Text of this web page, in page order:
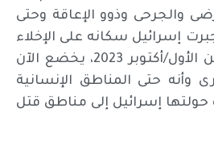
والجرحى وذوو الإعاقة وحتى
إسرائيل سكانه على الإخلاء
للمرة الأولى في تشرين الأول/أكتوبر 2023، يخضع الآن
وأنه حتى المناطق الإنسانية
حولتها إسرائيل إلى مناطق قتل